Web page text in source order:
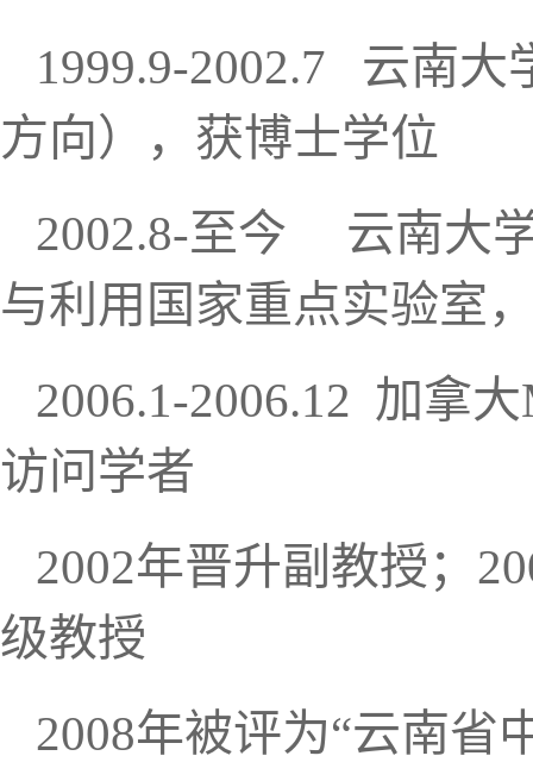
1999.9-2002.7 云南大
方向），获博士学位
2002.8-至今 云南大
与利用国家重点实验室
2006.1-2006.12 加拿
访问学者
2002年晋升副教授；
级教授
2008年被评为“云南省